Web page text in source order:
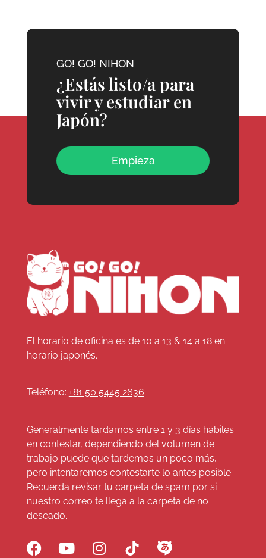
GO! GO! NIHON
¿Estás listo/a para
vivir y estudiar en
Japón?
Empieza
El horario de oficina es de 10 a 13 & 14 a 18 en
horario japonés.
Teléfono: +81 50 5445 2636
Generalmente tardamos entre 1 y 3 días hábiles
en contestar, dependiendo del volumen de
trabajo puede que tardemos un poco más,
pero intentaremos contestarte lo antes posible.
Recuerda revisar tu carpeta de spam por si
nuestro correo te llega a la carpeta de no
deseado.